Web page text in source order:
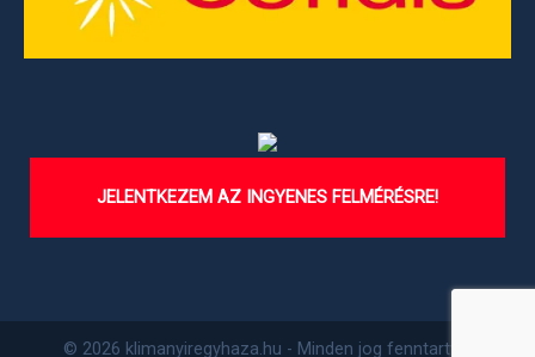
JELENTKEZEM AZ INGYENES FELMÉRÉSRE!
© 2026 klimanyiregyhaza.hu - Minden jog fenntartva.